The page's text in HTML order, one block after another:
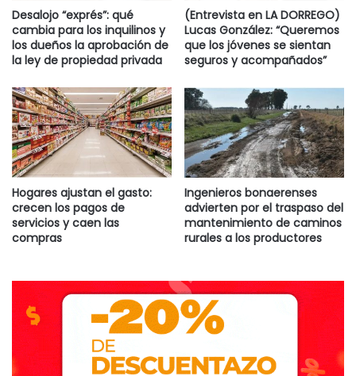
Desalojo “exprés”: qué
cambia para los inquilinos y
los dueños la aprobación de
la ley de propiedad privada
(Entrevista en LA DORREGO)
Lucas González: “Queremos
que los jóvenes se sientan
seguros y acompañados”
Hogares ajustan el gasto:
crecen los pagos de
servicios y caen las
compras
Ingenieros bonaerenses
advierten por el traspaso del
mantenimiento de caminos
rurales a los productores